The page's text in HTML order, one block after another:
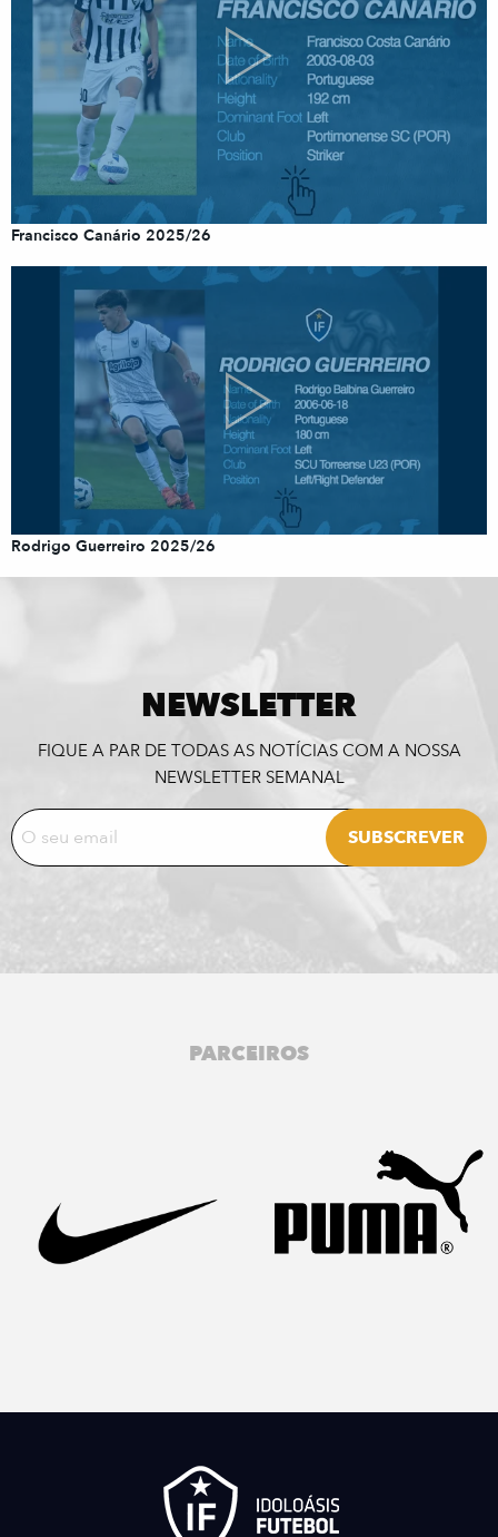
Francisco Canário 2025/26
Rodrigo Guerreiro 2025/26
NEWSLETTER
FIQUE A PAR DE TODAS AS NOTÍCIAS COM A NOSSA
NEWSLETTER SEMANAL
PARCEIROS